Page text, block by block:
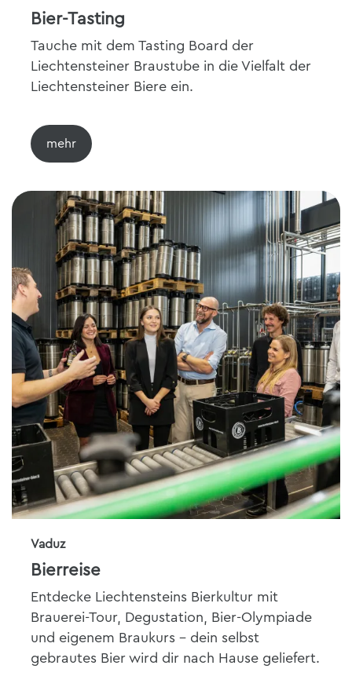
Bier-Tasting
Tauche mit dem Tasting Board der
Liechtensteiner Braustube in die Vielfalt der
Liechtensteiner Biere ein.
Vaduz
Bierreise
Entdecke Liechtensteins Bierkultur mit
Brauerei-Tour, Degustation, Bier-Olympiade
und eigenem Braukurs - dein selbst
gebrautes Bier wird dir nach Hause geliefert.